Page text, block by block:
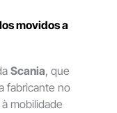
movidos a
Scania, que
fabricante no
mobilidade